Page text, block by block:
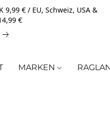
€ / EU, Schweiz, USA &
€
MARKEN